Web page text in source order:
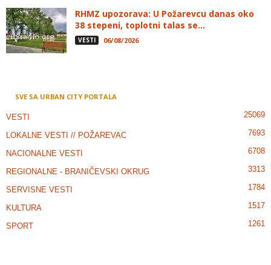
RHMZ upozorava: U Požarevcu danas oko
38 stepeni, toplotni talas se...
VESTI 06/08/2026
SVE SA URBAN CITY PORTALA
VESTI 25069
LOKALNE VESTI // POŽAREVAC 7693
NACIONALNE VESTI 6708
REGIONALNE - BRANIČEVSKI OKRUG 3313
SERVISNE VESTI 1784
KULTURA 1517
SPORT 1261